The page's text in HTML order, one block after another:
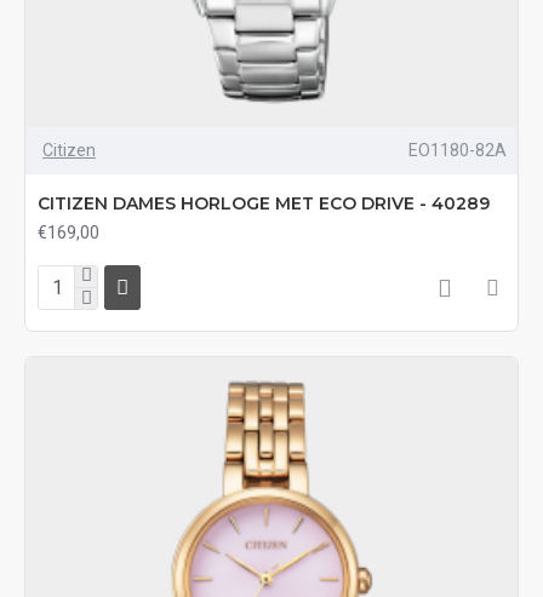
Citizen EO1180-82A
CITIZEN DAMES HORLOGE MET ECO DRIVE - 40289
€169,00